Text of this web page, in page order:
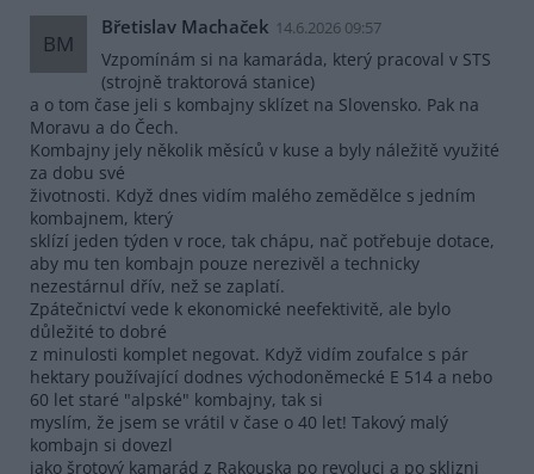
BM
Břetislav Machaček 14.6.2026 09:57
Vzpomínám si na kamaráda, který pracoval v STS
(strojně traktorová stanice)
a o tom čase jeli s kombajny sklízet na Slovensko. Pak na
Moravu a do Čech.
Kombajny jely několik měsíců v kuse a byly náležitě využité
za dobu své
životnosti. Když dnes vidím malého zemědělce s jedním
kombajnem, který
sklízí jeden týden v roce, tak chápu, nač potřebuje dotace,
aby mu ten kombajn pouze nerezivěl a technicky
nezestárnul dřív, než se zaplatí.
Zpátečnictví vede k ekonomické neefektivitě, ale bylo
důležité to dobré
z minulosti komplet negovat. Když vidím zoufalce s pár
hektary používající dodnes východoněmecké E 514 a nebo
60 let staré "alpské" kombajny, tak si
myslím, že jsem se vrátil v čase o 40 let! Takový malý
kombajn si dovezl
jako šrotový kamarád z Rakouska po revoluci a po sklizni